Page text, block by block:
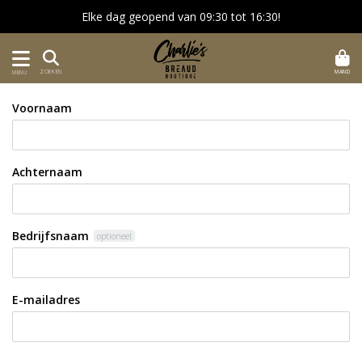
Elke dag geopend van 09:30 tot 16:30!
MENU ZOEKEN MAND
Voornaam
Achternaam
Bedrijfsnaam optioneel
E-mailadres